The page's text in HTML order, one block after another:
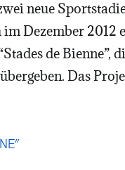
neue
Dezember 2012
de Bienne”,
Das